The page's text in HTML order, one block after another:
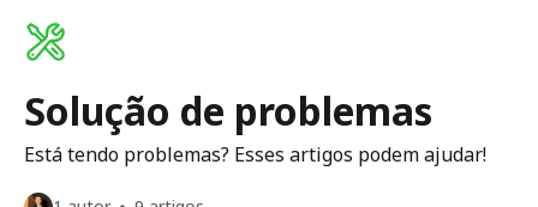
Solução de problemas
Está tendo problemas? Esses artigos podem ajudar!